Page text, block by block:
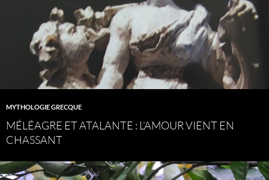
MYTHOLOGIE GRECQUE
MÉLÉAGRE ET ATALANTE : L’AMOUR VIENT EN
CHASSANT